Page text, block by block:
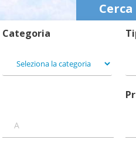
Categoria